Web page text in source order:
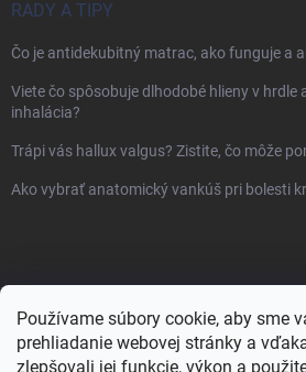
Používame súbory cookie, aby sme
prehliadanie webovej stránky a
zlepšovali jej funkcie, výkon a
RADY A TIPY
Čo je antidekubitný matrac, ako funguje a
Viete čo spôsobuje dlhodobé hlieny v hrdle
inhalácia?
Trápi vás hallux valgus? Zistite, čo môže
Ako vybrať anatomický vankúš pri bolesti